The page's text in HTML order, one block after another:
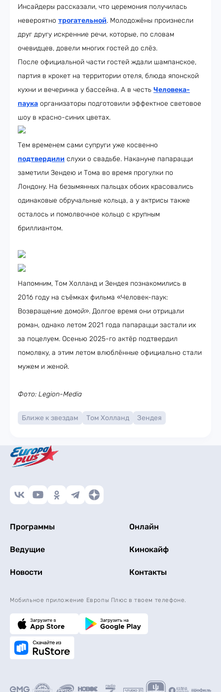
Инсайдеры рассказали, что церемония получилась
невероятно трогательной. Молодожёны произнесли
друг другу искренние речи, которые, по словам
очевидцев, довели многих гостей до слёз.
После официальной части гостей ждали шампанское,
партия в крокет на территории отеля, блюда японской
кухни и вечеринка у бассейна. А в честь Человека-
паука организаторы подготовили эффектное световое
шоу в красно-синих цветах.
Тем временем сами супруги уже косвенно
подтвердили слухи о свадьбе. Накануне папарацци
заметили Зендею и Тома во время прогулки по
Лондону. На безымянных пальцах обоих красовались
одинаковые обручальные кольца, а у актрисы также
осталось и помолвочное кольцо с крупным
бриллиантом.
Напомним, Том Холланд и Зендея познакомились в
2016 году на съёмках фильма «Человек-паук:
Возвращение домой». Долгое время они отрицали
роман, однако летом 2021 года папарацци застали их
за поцелуем. Осенью 2025-го актёр подтвердил
помолвку, а этим летом влюблённые официально стали
мужем и женой.
Фото: Legion-Media
Ближе к звездам Том Холланд Зендея
Программы Онлайн
Ведущие Кинокайф
Новости Контакты
Мобильное приложение Европы Плюс в твоем телефоне.